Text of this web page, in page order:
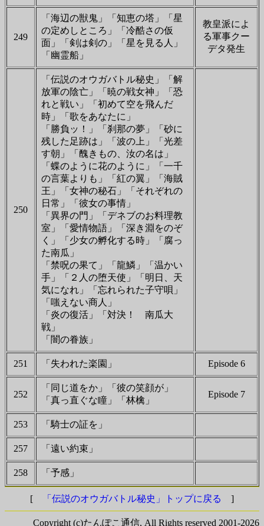
249
「海辺の獣鬼」「知恵の塔」「星
の定めしところ」「冷酷さの仮
面」「剣は剣の」「星を見る人」
「幽霊船」
教皇派によ
る軍事クー
デタ発生
250
「伝説のオウガバトル秘史」「解
放軍の陰亡」「暁の戦女神」「恐
れと戦い」「初めて空を飛んだ
時」「歌をあなたに」
「勝負ッ！」「刹那の夢」「砂に
残した足跡は」「波の上」「光差
す朝」「醜きもの、汝の名は」
「蝶のように花のように」「一千
の言葉よりも」「紅の翼」「海賊
王」「女神の秘石」「それぞれの
日常」「彼女の事情」
「異界の門」「デネブのお料理教
室」「愛情物語」「深き淵をのぞ
く」「少女の孵化する時」「腐っ
た南瓜」
「禁呪の果て」「龍鱗」「温かい
手」「２人の堕天使」「明日、天
気になれ」「忘れられた子守唄」
「嗤えない商人」
「炎の復活」「対決！ 南瓜大
戦」
「闇の眷族」
251 「失われた楽園」 Episode 6
252
「同じ道をか」「彼の笑顔が」
「真っ直ぐな瞳」「林檎」
Episode 7
253 「騎士の証を」
257 「遠い約束」
258 「予感」
[ 「伝説のオウガバトル秘史」トップに戻る ]
Copyright (c)たんぽこ通信, All Rights reserved 2001-2026